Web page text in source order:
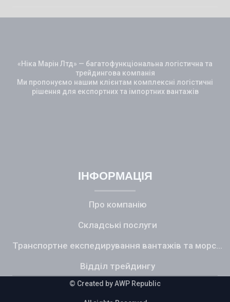
«Ніка Марін Лтд» — багатофункціональна логістична та
трейдингова компанія
Ми пропонуємо нашим клієнтам комплексні логістичні
рішення для експортних та імпортних вантажів
ІНФОРМАЦІЯ
Про компанію
Складські послуги
Транспортне експедирування вантажів та морський фрахт
Відділ трейдингу
© Created by AWP Republic